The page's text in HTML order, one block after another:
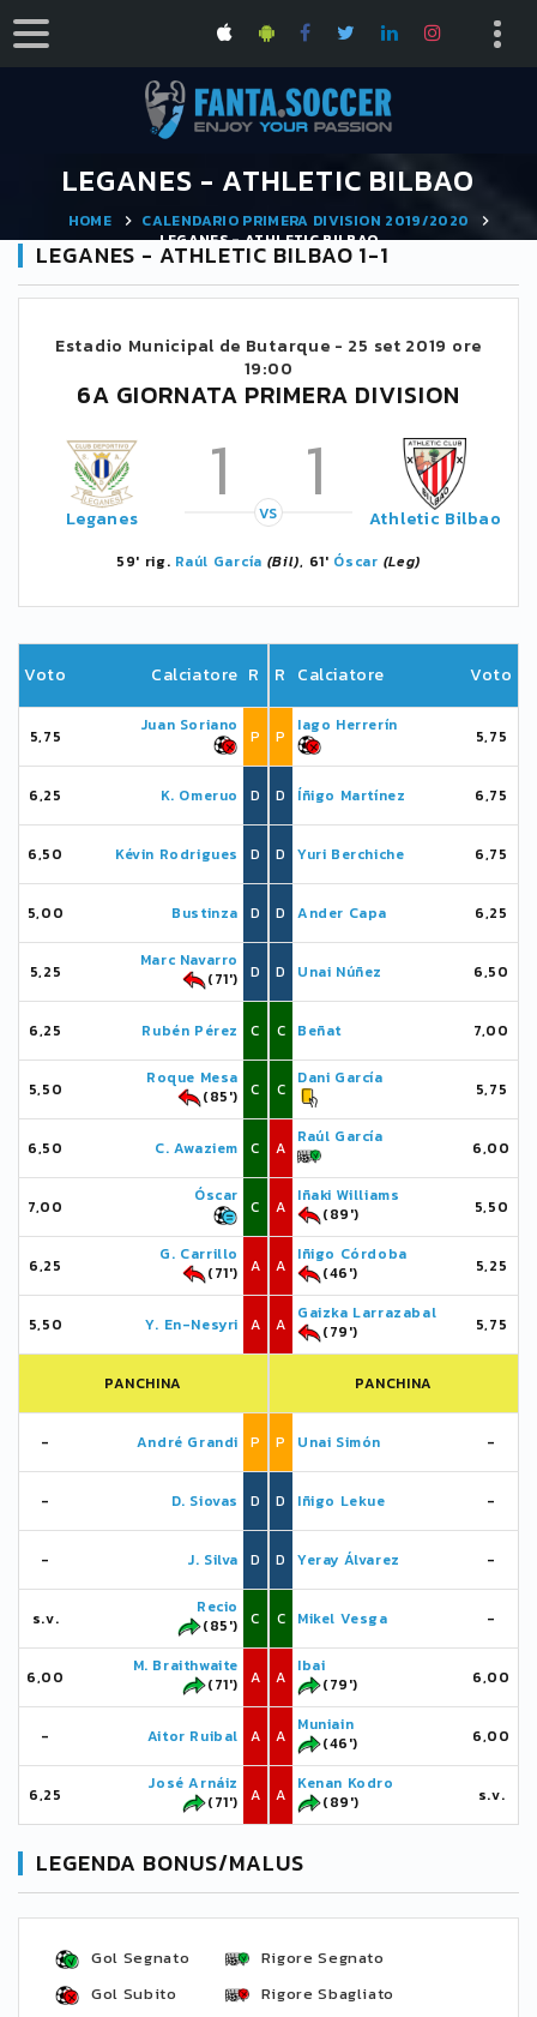
LEGANES - ATHLETIC BILBAO
HOME
CALENDARIO PRIMERA DIVISION 2019/2020
LEGANES - ATHLETIC BILBAO
LEGANES - ATHLETIC BILBAO 1-1
Estadio Municipal de Butarque - 25 set 2019 ore
19:00
6A GIORNATA PRIMERA DIVISION
Leganes 1 1
VS Athletic Bilbao
59' rig. Raúl García (Bil), 61' Óscar (Leg)
Voto Calciatore R
5,75
Juan Soriano
P
6,25 K. Omeruo D
6,50 Kévin Rodrigues D
5,00 Bustinza D
5,25
Marc Navarro
(71')
D
6,25 Rubén Pérez C
5,50
Roque Mesa
(85')
C
6,50 C. Awaziem C
7,00
Óscar
C
6,25
G. Carrillo
(71')
A
5,50 Y. En-Nesyri A
PANCHINA
- André Grandi P
- D. Siovas D
- J. Silva D
s.v.
Recio
(85')
C
6,00
M. Braithwaite
(71')
A
- Aitor Ruibal A
6,25
José Arnáiz
(71')
A
R Calciatore Voto
P
Iago Herrerín
5,75
D Íñigo Martínez 6,75
D Yuri Berchiche 6,75
D Ander Capa 6,25
D Unai Núñez 6,50
C Beñat 7,00
C
Dani García
5,75
A
Raúl García
6,00
A
Iñaki Williams
(89')
5,50
A
Iñigo Córdoba
(46')
5,25
A
Gaizka Larrazabal
(79')
5,75
PANCHINA
P Unai Simón -
D Iñigo Lekue -
D Yeray Álvarez -
C Mikel Vesga -
A
Ibai
(79')
6,00
A
Muniain
(46')
6,00
A
Kenan Kodro
(89')
s.v.
LEGENDA BONUS/MALUS
Gol Segnato
Gol Subito
Rigore Segnato
Rigore Sbagliato